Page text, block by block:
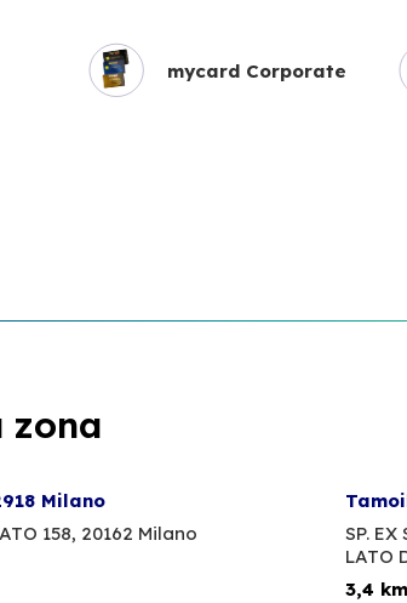
mycard Corporate
zona
Milano
158, 20162 Milano
SP.
LATO
3,4 km